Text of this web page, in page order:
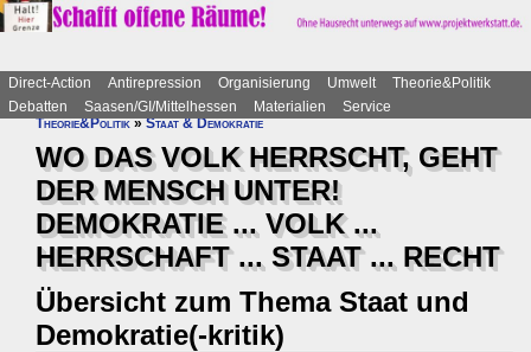
Direct-Action Antirepression Organisierung Umwelt
Theorie&Politik
Debatten
Saasen/GI/Mittelhessen Materialien
Service
Theorie&Politik»Staat & Demokratie
WO DAS VOLK HERRSCHT, GEHT
DER MENSCH UNTER!
DEMOKRATIE ... VOLK ...
HERRSCHAFT ... STAAT ... RECHT
Übersicht zum Thema Staat und
Demokratie(-kritik)